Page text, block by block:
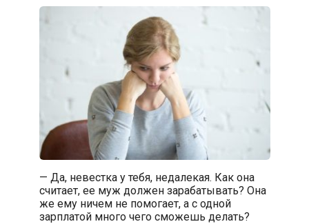
— Да, невестка у тебя, недалекая. Как она
считает, ее муж должен зарабатывать? Она
же ему ничем не помогает, а с одной
зарплатой много чего сможешь делать?